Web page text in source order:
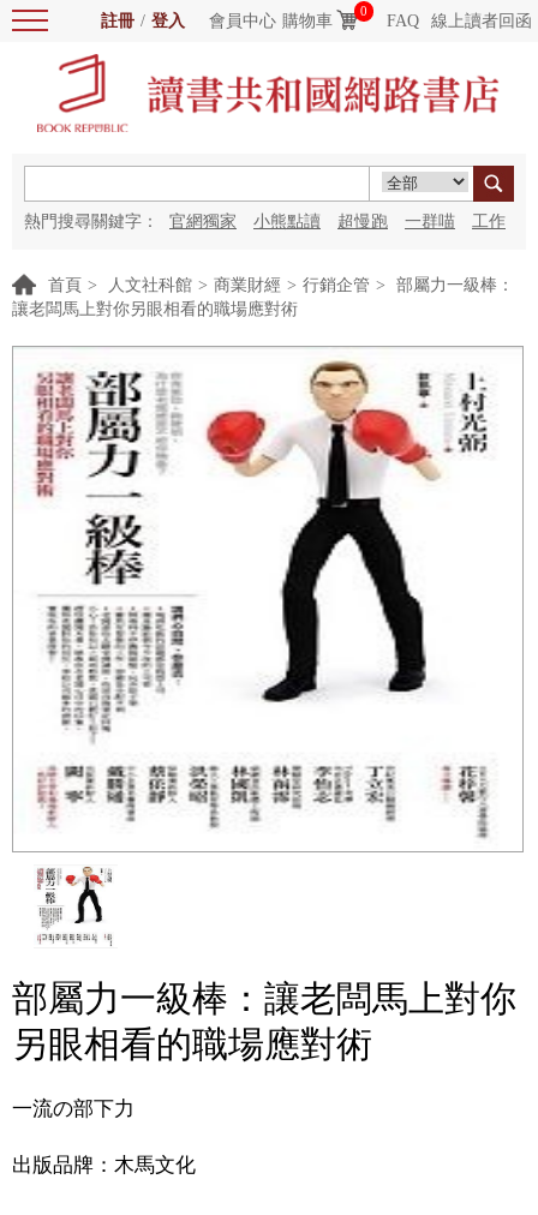
註冊 / 登入 會員中心 購物車
0
FAQ 線上讀者回函
熱門搜尋關鍵字： 官網獨家 小熊點讀 超慢跑 一群喵 工作
首頁 > 人文社科館 > 商業財經 > 行銷企管 >
部屬力一級棒：
讓老闆馬上對你另眼相看的職場應對術
部屬力一級棒：讓老闆馬上對你
另眼相看的職場應對術
一流の部下力
出版品牌：木馬文化